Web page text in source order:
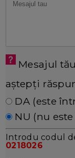
Mesajul
aștepți
DA (este
NU (nu
Introdu codul
0218026